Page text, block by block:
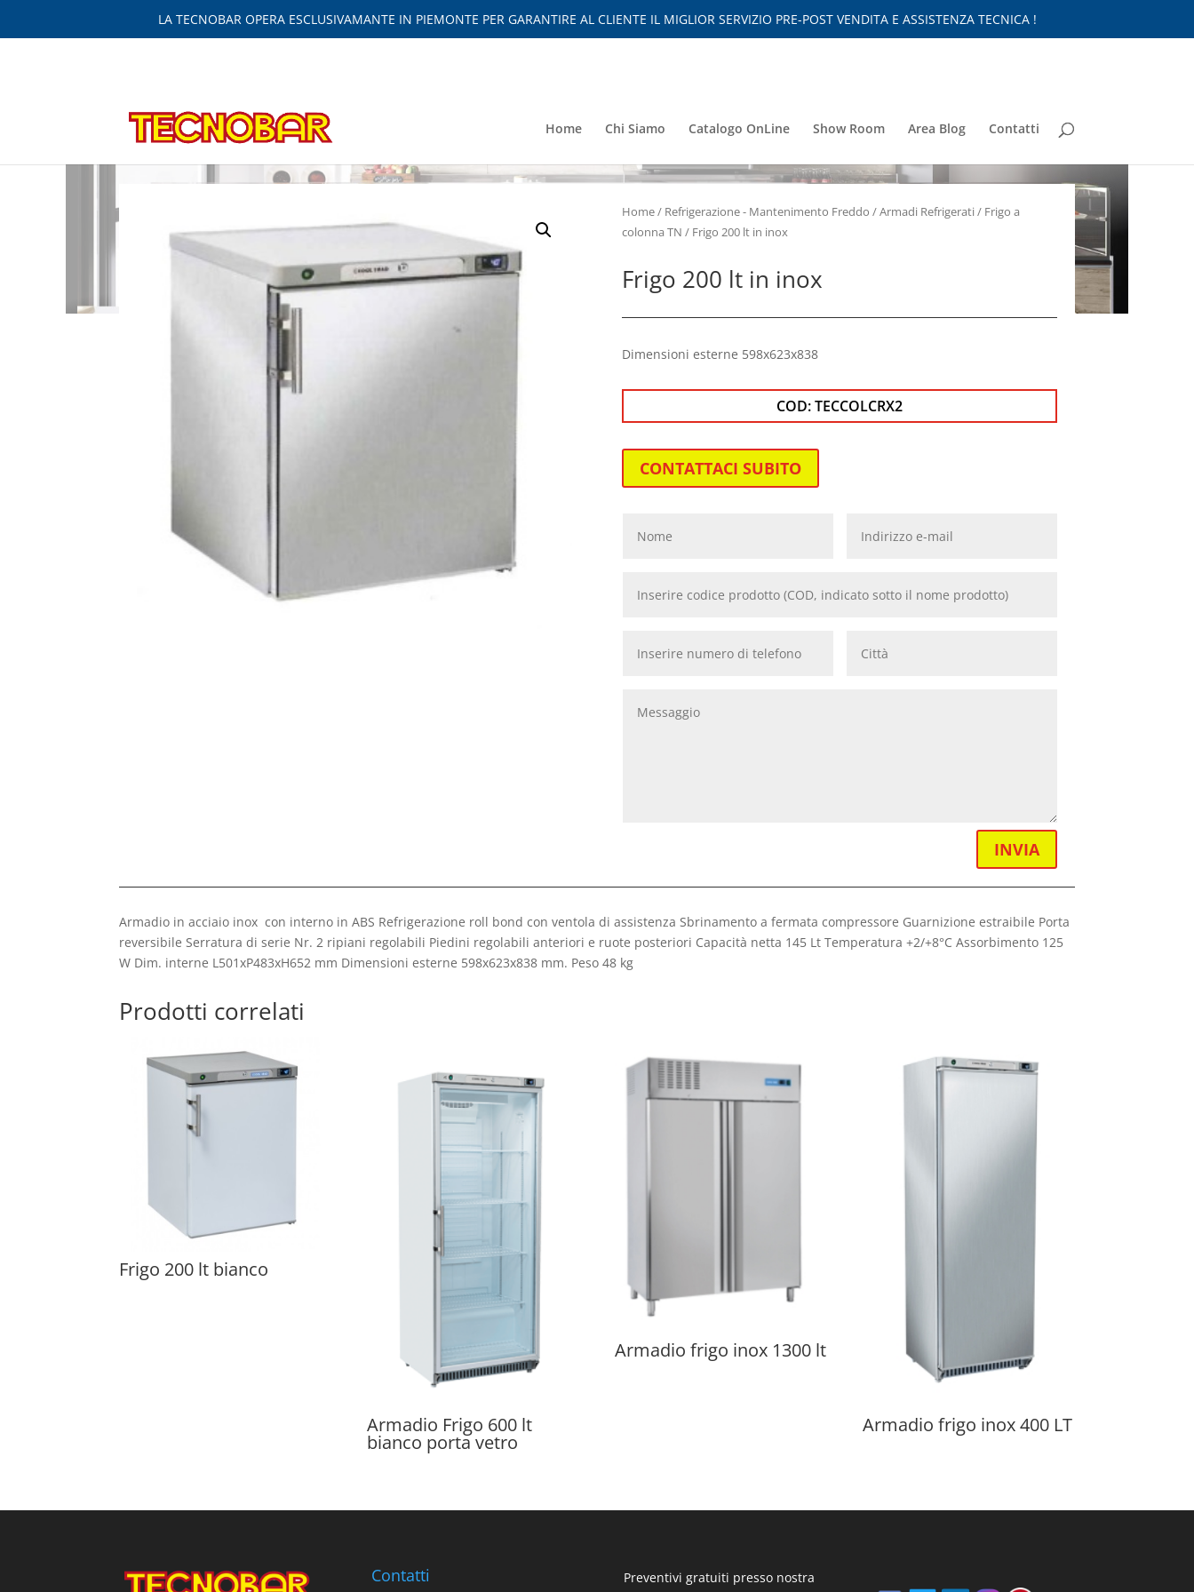
LA TECNOBAR OPERA ESCLUSIVAMANTE IN PIEMONTE PER GARANTIRE AL CLIENTE IL MIGLIOR SERVIZIO PRE-POST VENDITA E ASSISTENZA TECNICA !
Home Chi Siamo Catalogo OnLine Show Room Area Blog Contatti
Home/ Refrigerazione - Mantenimento Freddo /Armadi Refrigerati/ Frigo a
colonna TN / Frigo 200 lt in inox
Frigo 200 lt in inox
Dimensioni esterne 598x623x838
COD:TECCOLCRX2
CONTATTACI SUBITO
INVIA
Armadio in acciaio inox con interno in ABS Refrigerazione roll bond con ventola di assistenza Sbrinamento a fermata compressore Guarnizione estraibile Porta
reversibile Serratura di serie Nr. 2 ripiani regolabili Piedini regolabili anteriori e ruote posteriori Capacità netta 145 Lt Temperatura +2/+8°C Assorbimento 125
W Dim. interne L501xP483xH652 mm Dimensioni esterne 598x623x838 mm. Peso 48 kg
Prodotti correlati
Frigo 200 lt bianco
Armadio Frigo 600 lt
bianco porta vetro
Armadio frigo inox 1300 lt
Armadio frigo inox 400 LT
Contatti
Preventivi gratuiti presso nostra